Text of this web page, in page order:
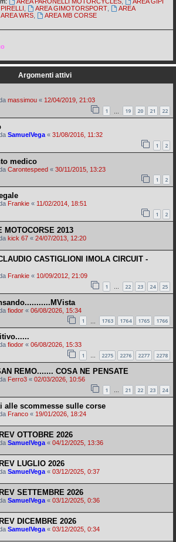
AREA PARONELLI MOTORCYCLES,
AREA GIPI
, AREA GIMOTORSPORT,
AREA
AREA WRS,
AREA MB CORSE
Argomenti attivi
massimou « 12/04/2019, 21:03
1 19 20 21 22
SamuelVega « 31/08/2016, 11:32
1 2
medico
Carontespeed « 30/11/2015, 13:23
1 2
Frankie « 11/02/2014, 18:51
1 2
MOTOCORSE 2013
kick 67 « 24/07/2013, 12:20
CASTIGLIONI IMOLA CIRCUIT -
Frankie « 10/09/2012, 21:09
1 … 22 23 24 25
fiodor « 06/08/2026, 15:34
1 1763 1764 1765 1766
fiodor « 06/08/2026, 15:33
1 … 2275 2276 2277 2278
REMO....... COSA NE PENSATE
Ferro3 « 02/03/2026, 10:56
1 … 21 22 23 24
alle scommesse sulle corse
Franco « 19/01/2026, 18:24
OTTOBRE 2026
SamuelVega « 04/12/2025, 13:36
LUGLIO 2026
SamuelVega « 03/12/2025, 0:37
SETTEMBRE 2026
SamuelVega « 03/12/2025, 0:36
DICEMBRE 2026
SamuelVega « 03/12/2025, 0:34